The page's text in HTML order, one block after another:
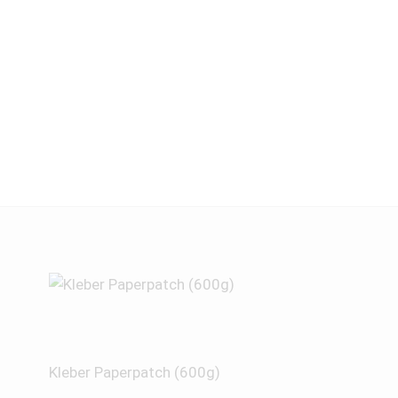
Kleber Paperpatch (600g)